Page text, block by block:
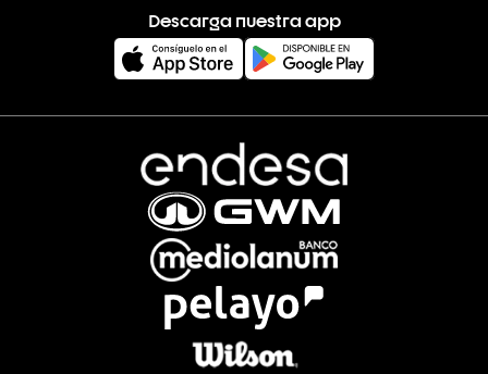
Descarga nuestra app